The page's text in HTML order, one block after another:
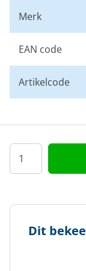
Merk
EAN code
Artikelcode
Dit